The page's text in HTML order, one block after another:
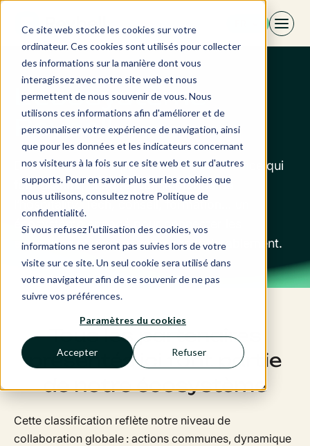
Ce site web stocke les cookies sur votre
ordinateur. Ces cookies sont utilisés pour collecter
des informations sur la manière dont vous
interagissez avec notre site web et nous
permettent de nous souvenir de vous. Nous
utilisons ces informations afin d'améliorer et de
personnaliser votre expérience de navigation, ainsi
que pour les données et les indicateurs concernant
nos visiteurs à la fois sur ce site web et sur d'autres
supports. Pour en savoir plus sur les cookies que
nous utilisons, consultez notre Politique de
confidentialité.
Si vous refusez l'utilisation des cookies, vos
informations ne seront pas suivies lors de votre
visite sur ce site. Un seul cookie sera utilisé dans
votre navigateur afin de se souvenir de ne pas
suivre vos préférences.
Paramètres du cookies
Accepter Refuser
Aller
contenu
L'écosystème
Revbell
Découvrez ici nos partenaires de confiance qui
font grandir, chaque jour, le monde de
l’hospitality. Tech, conseil, formation… un
écosystème engagé pour connecter les
expertises et vous accompagner durablement.
Tous les partenaires
présentés ici font partie
de notre écosystème
Cette classification reflète notre niveau de
collaboration globale : actions communes, dynamique